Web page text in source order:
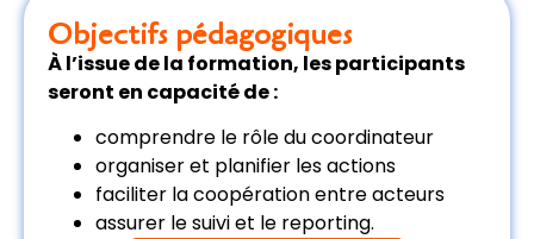
Objectifs pédagogiques
À l’issue de la formation, les participants
seront en capacité de :
comprendre le rôle du coordinateur
organiser et planifier les actions
faciliter la coopération entre acteurs
assurer le suivi et le reporting.